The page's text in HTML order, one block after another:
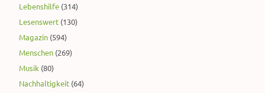
Lebenshilfe (314)
Lesenswert (130)
Magazin (594)
Menschen (269)
Musik (80)
Nachhaltigkeit (64)